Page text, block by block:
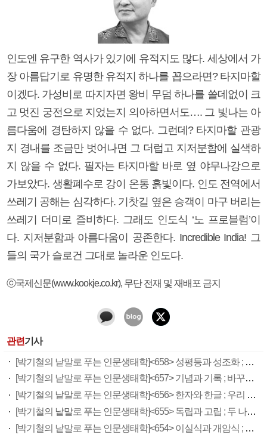
인도엔 유구한 역사가 있기에 유적지도 많다. 세상에서 가
장 아름답기로 유명한 유적지 하나를 꼽으라면? 타지마할
이겠다. 가성비로 따지자면 왕비 무덤 하나를 쓸데없이 크
고 멋진 궁전으로 지었는지 의아하면서도…. 그 빛나는 아
름다움에 경탄하지 않을 수 없다. 그런데? 타지마할 관광
지 경내를 조금만 벗어나면 그 더럽고 지저분함에 실색하
지 않을 수 없다. 필자는 타지마할 바로 옆 야무나강으로
가보았다. 생활폐수로 강이 온통 흙빛이다. 인도 전역에서
쓰레기 공해는 심각하다. 기찻길 옆은 승객이 마구 버리는
쓰레기 더미로 즐비하다. 그래도 인도식 ‘노 프로블럼’이
다. 지저분함과 아름다움이 공존한다. Incredible India! 그
들의 국가 슬로건 그대로 놀라운 인도다.
ⓒ국제신문(www.kookje.co.kr), 무단 전재 및 재배포 금지
관련기사
[박기철의 낱말로 푸는 인문생태학]<658> 성평등과 성조화 ; 음양과학 차원에서
[박기철의 낱말로 푸는 인문생태학]<657> 기념과 기록 ; 바꾸지 않는 이유
[박기철의 낱말로 푸는 인문생태학]<656> 한자와 한글 ; 우리 국어
[박기철의 낱말로 푸는 인문생태학]<655> 독립과 고립 ; 두 나라 삶 비교
[박기철의 낱말로 푸는 인문생태학]<654> 이실식과 개암식 ; 자율인의 삶